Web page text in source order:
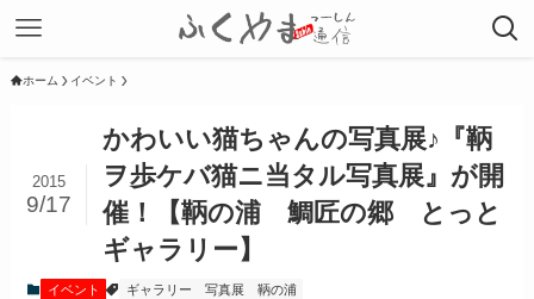
ホーム イベント
かわいい猫ちゃんの写真展♪『鞆
ヲ歩ケバ猫ニ当タル写真展』が開
催！【鞆の浦 鯛匠の郷 とっと
ギャラリー】
2015
9/17
イベント ギャラリー 写真展 鞆の浦